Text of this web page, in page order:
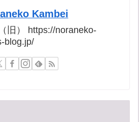
Kambei
旧） https://noraneko-
blog.jp/